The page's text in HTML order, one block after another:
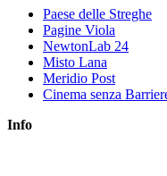
Paese delle Streghe
Pagine Viola
NewtonLab 24
Misto Lana
Meridio Post
Cinema senza
Info